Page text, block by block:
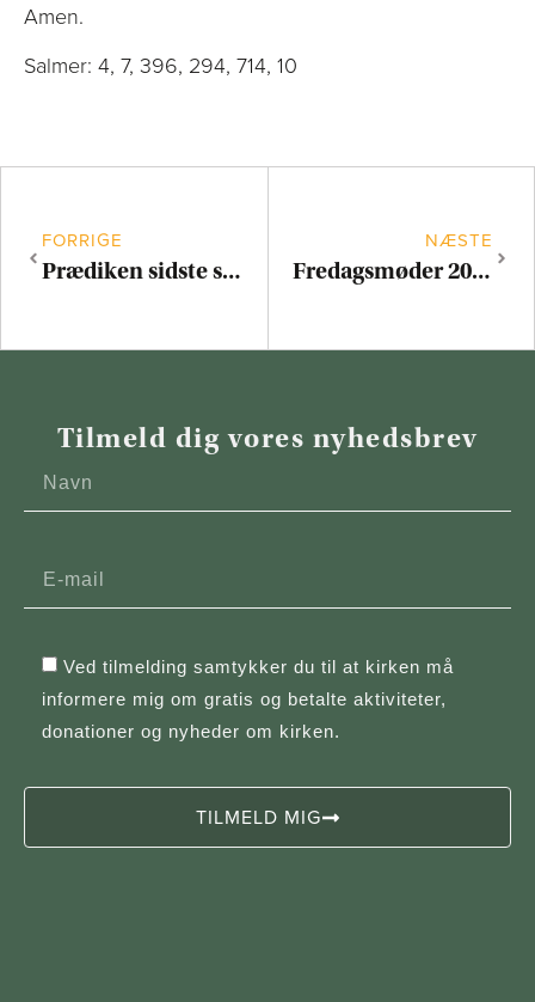
Amen.
Salmer: 4, 7, 396, 294, 714, 10
FORRIGE
Prædiken sidste søndag efter helligtrekonger
NÆSTE
Fredagsmøder 2024
Tilmeld dig vores nyhedsbrev
Ved tilmelding samtykker du til at kirken må
informere mig om gratis og betalte aktiviteter,
donationer og nyheder om kirken.
TILMELD MIG